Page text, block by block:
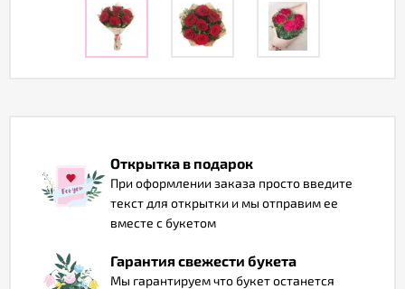
Открытка в подарок
При оформлении заказа просто введите
текст для открытки и мы отправим ее
вместе с букетом
Гарантия свежести букета
Мы гарантируем что букет останется